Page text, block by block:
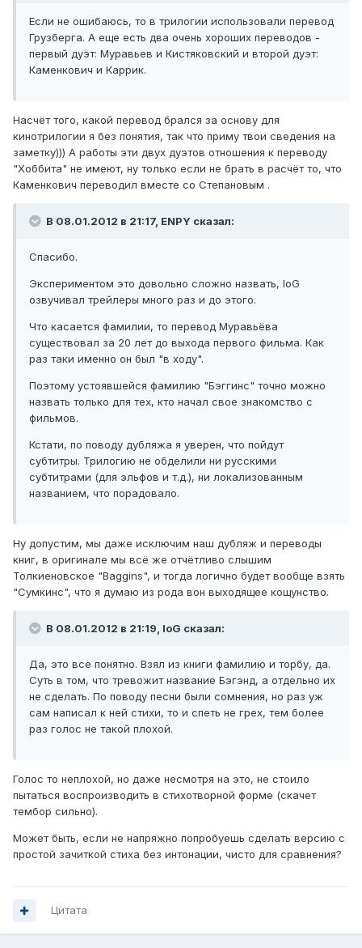
Если не ошибаюсь, то в трилогии использовали перевод
Грузберга. А еще есть два очень хороших переводов -
первый дуэт: Муравьев и Кистяковский и второй дуэт:
Каменкович и Каррик.
Насчёт того, какой перевод брался за основу для
кинотрилогии я без понятия, так что приму твои сведения на
заметку))) А работы эти двух дуэтов отношения к переводу
"Хоббита" не имеют, ну только если не брать в расчёт то, что
Каменкович переводил вместе со Степановым .
В 08.01.2012 в 21:17, ENPY сказал:
Спасибо.
Экспериментом это довольно сложно назвать, IoG
озвучивал трейлеры много раз и до этого.
Что касается фамилии, то перевод Муравьёва
существовал за 20 лет до выхода первого фильма. Как
раз таки именно он был "в ходу".
Поэтому устоявшейся фамилию "Бэггинс" точно можно
назвать только для тех, кто начал свое знакомство с
фильмов.
Кстати, по поводу дубляжа я уверен, что пойдут
субтитры. Трилогию не обделили ни русскими
субтитрами (для эльфов и т.д.), ни локализованным
названием, что порадовало.
Ну допустим, мы даже исключим наш дубляж и переводы
книг, в оригинале мы всё же отчётливо слышим
Толкиеновское "Baggins", и тогда логично будет вообще взять
"Сумкинс", что я думаю из рода вон выходящее кощунство.
В 08.01.2012 в 21:19, IoG сказал:
Да, это все понятно. Взял из книги фамилию и торбу, да.
Суть в том, что тревожит название Бэгэнд, а отдельно их
не сделать. По поводу песни были сомнения, но раз уж
сам написал к ней стихи, то и спеть не грех, тем более
раз голос не такой плохой.
Голос то неплохой, но даже несмотря на это, не стоило
пытаться воспроизводить в стихотворной форме (скачет
тембор сильно).
Может быть, если не напряжно попробуешь сделать версию с
простой зачиткой стиха без интонации, чисто для сравнения?
Цитата